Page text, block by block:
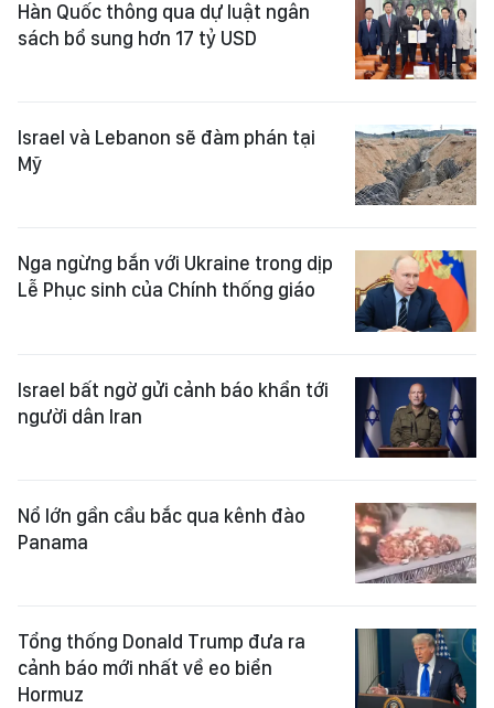
Hàn Quốc thông qua dự luật ngân
sách bổ sung hơn 17 tỷ USD
Israel và Lebanon sẽ đàm phán tại
Mỹ
Nga ngừng bắn với Ukraine trong dịp
Lễ Phục sinh của Chính thống giáo
Israel bất ngờ gửi cảnh báo khẩn tới
người dân Iran
Nổ lớn gần cầu bắc qua kênh đào
Panama
Tổng thống Donald Trump đưa ra
cảnh báo mới nhất về eo biển
Hormuz